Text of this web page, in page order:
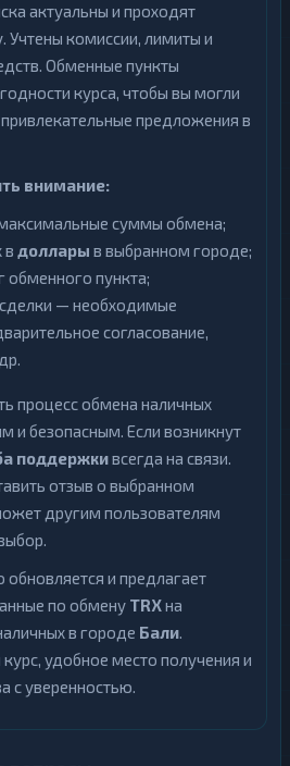
актуальны и проходят
Учтены комиссии, лимиты и
Обменные пункты
курса, чтобы вы могли
предложения в
внимание:
суммы обмена;
в доллары в выбранном городе;
обменного пункта;
— необходимые
согласование,
процесс обмена наличных
и безопасным. Если возникнут
поддержкивсегда на связи.
отзыв о выбранном
другим пользователям
обновляется и предлагает
по обмену TRXна
в городе Бали.
удобное место получения и
с уверенностью.